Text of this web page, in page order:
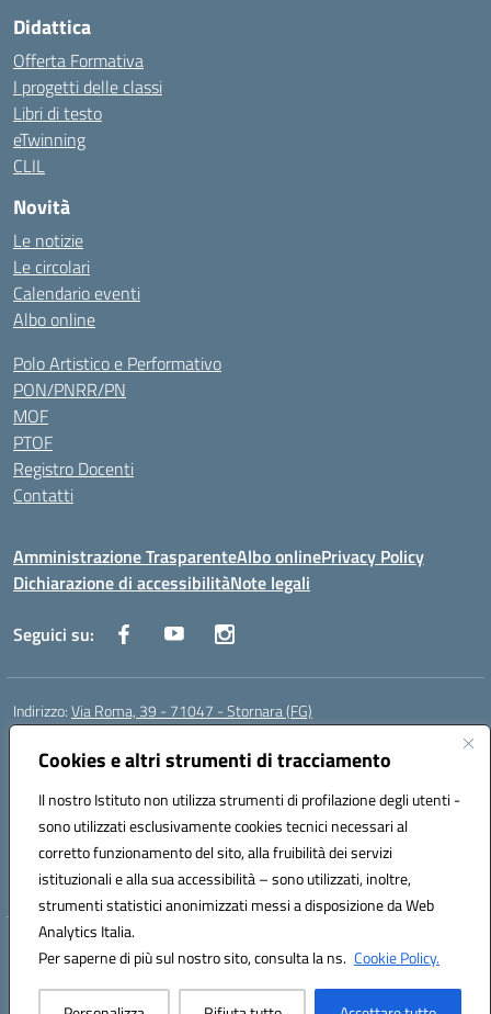
Cookies e altri strumenti di tracciamento
Il nostro Istituto non utilizza strumenti di profilazione degli utenti -
sono utilizzati esclusivamente cookies tecnici necessari al
corretto funzionamento del sito, alla fruibilità dei servizi
istituzionali e alla sua accessibilità – sono utilizzati, inoltre,
strumenti statistici anonimizzati messi a disposizione da Web
Analytics Italia.
Per saperne di più sul nostro sito, consulta la ns. Cookie Policy.
Didattica
Offerta Formativa
I progetti delle classi
Libri di testo
eTwinning
CLIL
Novità
Le notizie
Le circolari
Calendario eventi
Albo online
Polo Artistico e Performativo
PON/PNRR/PN
MOF
PTOF
Registro Docenti
Contatti
Amministrazione TrasparenteAlbo onlinePrivacy Policy
Dichiarazione di accessibilitàNote legali
Seguici su:
Indirizzo:Via Roma, 39 - 71047 - Stornara (FG)
Centralino:
Posta elettronica certificata (PEC):FGIC83700P@pec.istruzione.it
Codice fiscale: 90015650717
Codice meccanografico:FGIC83700P
Codice Indice delle Pubbliche Amministrazioni (IPA): istsc_fgic83700p
Codice unico di fatturazione (CUF): UFUOPR
Hosting & Powered by 3D Solution S.r.l.
Concept & Design by Designers Italia